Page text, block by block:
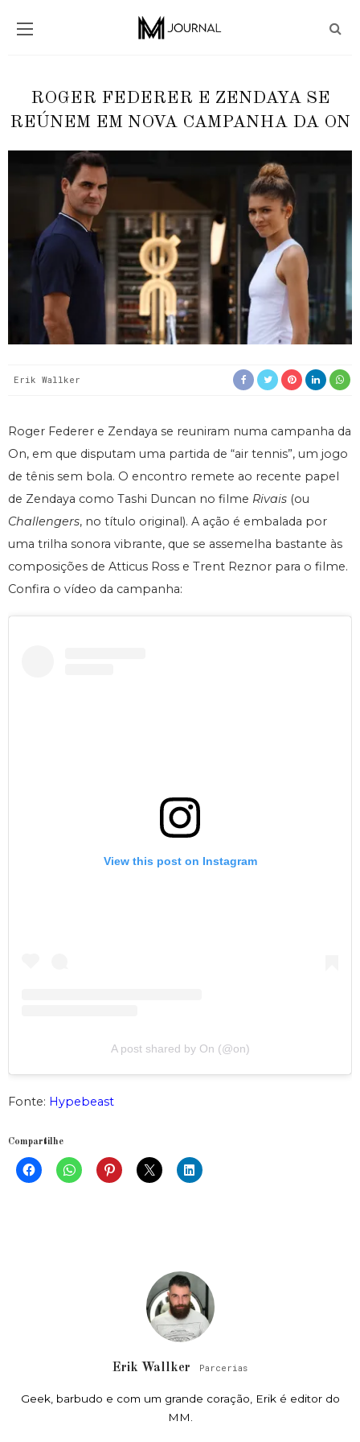
ROGER FEDERER E ZENDAYA SE
REÚNEM EM NOVA CAMPANHA DA ON
Erik Wallker
Roger Federer e Zendaya se reuniram numa campanha da
On, em que disputam uma partida de “air tennis”, um jogo
de tênis sem bola. O encontro remete ao recente papel
de Zendaya como Tashi Duncan no filme Rivais (ou
Challengers, no título original). A ação é embalada por
uma trilha sonora vibrante, que se assemelha bastante às
composições de Atticus Ross e Trent Reznor para o filme.
Confira o vídeo da campanha:
View this post on Instagram
A post shared by On (@on)
Fonte: Hypebeast
Compartilhe
Erik Wallker Parcerias
Geek, barbudo e com um grande coração, Erik é editor do
MM.